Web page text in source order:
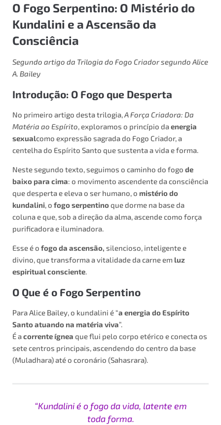
O Fogo Serpentino: O Mistério do
Kundalini e a Ascensão da
Consciência
Segundo artigo da Trilogia do Fogo Criador segundo Alice
A. Bailey
Introdução: O Fogo que Desperta
No primeiro artigo desta trilogia,A Força Criadora: Da
Matéria ao Espírito, exploramos o princípio daenergia
sexualcomo expressão sagrada do Fogo Criador, a
centelha do Espírito Santo que sustenta a vida e forma.
Neste segundo texto, seguimos o caminho do fogo de
baixo para cima: o movimento ascendente da consciência
que desperta e eleva o ser humano, o mistério do
kundalini, o fogo serpentinoque dorme na base da
coluna e que, sob a direção da alma, ascende como força
purificadora e iluminadora.
Esse é o fogo da ascensão, silencioso, inteligente e
divino, que transforma a vitalidade da carne em luz
espiritual consciente.
O Que é o Fogo Serpentino
Para Alice Bailey, o kundalini é “a energia do Espírito
Santo atuando na matéria viva”.
É acorrente ígnea que flui pelo corpo etérico e conecta os
sete centros principais, ascendendo do centro da base
(Muladhara) até o coronário (Sahasrara).
“Kundalini é o fogo da vida, latente em
toda forma.